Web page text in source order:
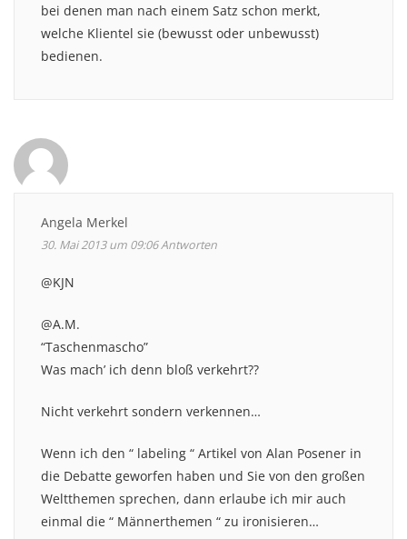
bei denen man nach einem Satz schon merkt,
welche Klientel sie (bewusst oder unbewusst)
bedienen.
Angela Merkel
30. Mai 2013 um 09:06Antworten
@KJN
@A.M.
“Taschenmascho”
Was mach’ ich denn bloß verkehrt??
Nicht verkehrt sondern verkennen…
Wenn ich den “ labeling “ Artikel von Alan Posener in
die Debatte geworfen haben und Sie von den großen
Weltthemen sprechen, dann erlaube ich mir auch
einmal die “ Männerthemen “ zu ironisieren…